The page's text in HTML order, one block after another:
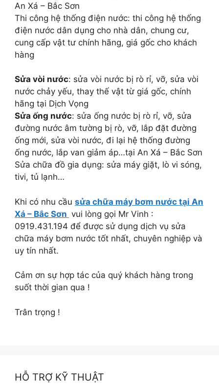
An Xá – Bắc Sơn
Thi công hệ thống điện nước: thi công hệ thống
điện nước dân dụng cho nhà dân, chung cư,
cung cấp vật tư chính hãng, giá gốc cho khách
hàng
Sửa vòi nước: sửa vòi nước bị rò rỉ, vỡ, sửa vòi
nước chảy yếu, thay thế vật từ giá gốc, chính
hãng tại Dịch Vọng
Sửa ống nước: sửa ống nước bị rò rỉ, vỡ, sửa
đường nước âm tường bị rò, vỡ, lắp đặt đường
ống mới, sửa vòi nước, đi lại hệ thống đường
ống nước, lắp van giảm áp…tại An Xá – Bắc Sơn
Sửa chữa đồ gia dụng: sửa máy giặt, lò vi sóng,
tivi, tủ lạnh…
Khi có nhu cầu sửa chữa máy bơm nước tại An
Xá – Bắc Sơn vui lòng gọi Mr Vinh :
0919.431.194 để được sử dụng dịch vụ sửa
chữa máy bơm nước tốt nhất, chuyên nghiệp và
uy tín nhất.
Cảm ơn sự hợp tác của quý khách hàng trong
suốt thời gian qua !
Trân trọng !
HỖ TRỢ KỸ THUẬT